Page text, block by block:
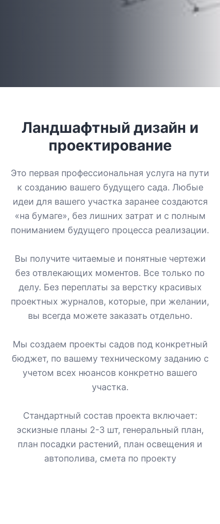
Ландшафтный дизайн и
проектирование
Это первая профессиональная услуга на пути
к созданию вашего будущего сада. Любые
идеи для вашего участка заранее создаются
«на бумаге», без лишних затрат и с полным
пониманием будущего процесса реализации.
Вы получите читаемые и понятные чертежи
без отвлекающих моментов. Все только по
делу. Без переплаты за верстку красивых
проектных журналов, которые, при желании,
вы всегда можете заказать отдельно.
Мы создаем проекты садов под конкретный
бюджет, по вашему техническому заданию с
учетом всех нюансов конкретно вашего
участка.
Стандартный состав проекта включает:
эскизные планы 2-3 шт, генеральный план,
план посадки растений, план освещения и
автополива, смета по проекту